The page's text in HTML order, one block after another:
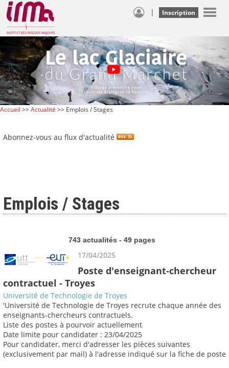
| Inscription
Accueil >>Actualité >> Emplois / Stages
Abonnez-vous au flux d'actualité
Emplois / Stages
743 actualités - 49 pages
17/04/2025
Poste d'enseignant-chercheur
contractuel - Troyes
Université de Technologie de Troyes
'Université de Technologie de Troyes recrute chaque année des
enseignants-chercheurs contractuels.
Liste des postes à pourvoir actuellement
Date limite pour candidater : 23/04/2025
Pour candidater, merci d'adresser les pièces suivantes
(exclusivement par mail) à l'adresse indiqué sur la fiche de poste